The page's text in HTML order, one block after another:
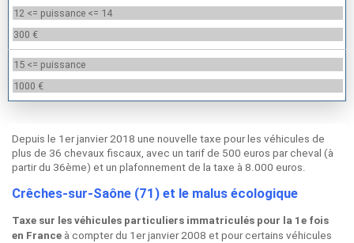
12 <= puissance <= 14
300 €
15 <= puissance
1000 €
Depuis le 1er janvier 2018 une nouvelle taxe pour les véhicules de
plus de 36 chevaux fiscaux, avec un tarif de 500 euros par cheval (à
partir du 36ème) et un plafonnement de la taxe à 8.000 euros.
Crêches-sur-Saône (71) et le malus écologique
Taxe sur les véhicules particuliers immatriculés pour la 1e fois
en France à compter du 1er janvier 2008 et pour certains véhicules